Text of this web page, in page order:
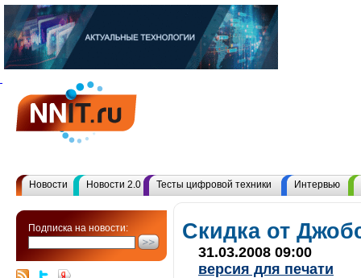
Новости Новости 2.0 Тесты цифровой техники Интервью
Подписка на новости: Скидка от
31.03.2008 09:00
версия для печати